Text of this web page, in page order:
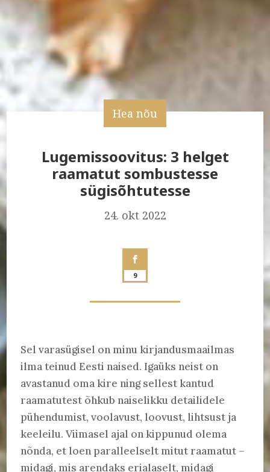
Hea nõu
Lugemissoovitus: 3 helget
raamatut sombustesse
sügisõhtutesse
24. okt 2022
9
Sel varasügisel on minu kirjandusmaailmas
ilma teinud Eesti naised. Igaüks neist on
avastanud oma kire ning sellest kantud
raamatutest õhkub naiselikku detailidele
pühendumist, voolavust, loovust, lihtsust ja
keeleilu. Viimasel ajal on kippunud olema
nõnda, et loen paralleelselt mitut raamatut –
midagi, mis arendaks erialaselt, midagi